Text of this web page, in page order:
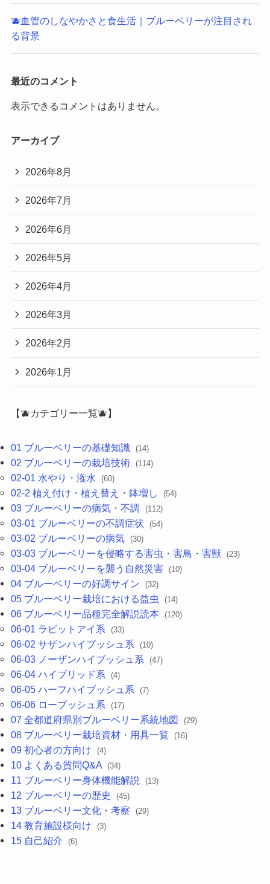
🫐血管のしなやかさと食生活｜ブルーベリーが注目され
る背景
最近のコメント
表示できるコメントはありません。
アーカイブ
2026年8月
2026年7月
2026年6月
2026年5月
2026年4月
2026年3月
2026年2月
2026年1月
【🫐カテゴリー一覧🫐】
01 ブルーベリーの基礎知識 (14)
02 ブルーベリーの栽培技術 (114)
02-01 水やり・潅水 (60)
02-2 植え付け・植え替え・鉢増し (54)
03 ブルーベリーの病気・不調 (112)
03-01 ブルーベリーの不調症状 (54)
03-02 ブルーベリーの病気 (30)
03-03 ブルーベリーを侵略する害虫・害鳥・害獣 (23)
03-04 ブルーベリーを襲う自然災害 (10)
04 ブルーベリーの好調サイン (32)
05 ブルーベリー栽培における益虫 (14)
06 ブルーベリー品種完全解説読本 (120)
06-01 ラビットアイ系 (33)
06-02 サザンハイブッシュ系 (10)
06-03 ノーザンハイブッシュ系 (47)
06-04 ハイブリッド系 (4)
06-05 ハーフハイブッシュ系 (7)
06-06 ローブッシュ系 (17)
07 全都道府県別ブルーベリー系統地図 (29)
08 ブルーベリー栽培資材・用具一覧 (16)
09 初心者の方向け (4)
10 よくある質問Q&A (34)
11 ブルーベリー身体機能解説 (13)
12 ブルーベリーの歴史 (45)
13 ブルーベリー文化・考察 (29)
14 教育施設様向け (3)
15 自己紹介 (6)